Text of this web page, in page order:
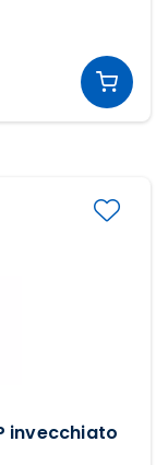
invecchiato